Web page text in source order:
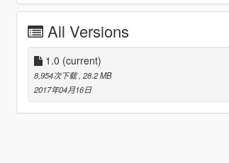
All Versions
1.0 (current)
8,954次下载 , 28.2 MB
2017年04月16日